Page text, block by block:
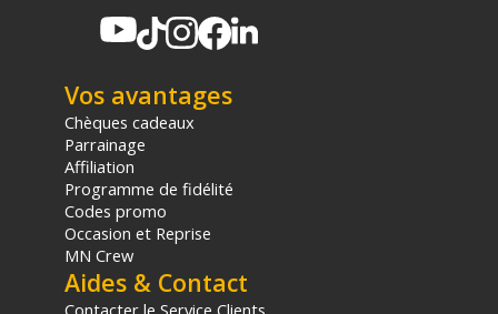
Vos avantages
Chèques cadeaux
Parrainage
Affiliation
Programme de fidélité
Codes promo
Occasion et Reprise
MN Crew
Aides & Contact